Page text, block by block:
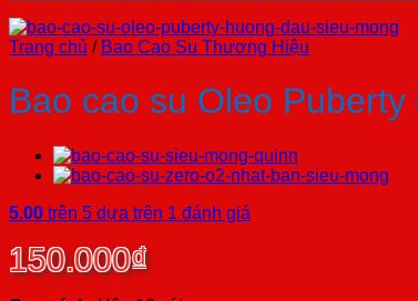
Trang chủ / Bao Cao Su Thương Hiệu
Bao cao su Oleo
5.00 trên 5 dựa trên 1 đánh giá
150.000₫